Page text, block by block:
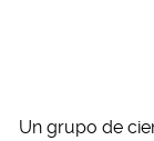
Un grupo de